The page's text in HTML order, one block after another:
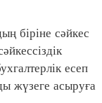
біріне сәйкес
есеп
жүзеге асыруға